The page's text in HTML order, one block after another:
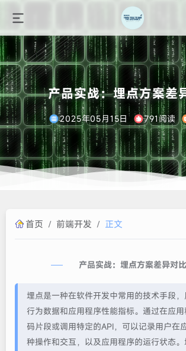
产品实战：埋点方案差
2025年05月15日 791阅读
首页 / 前端开发 / 正文
产品实战：埋点方案差异对比
埋点是一种在软件开发中常用的技术手段
行为数据和应用程序性能指标。通过在应
码片段或调用特定的API，可以记录用户在
种操作和交互，以及应用程序的运行状态